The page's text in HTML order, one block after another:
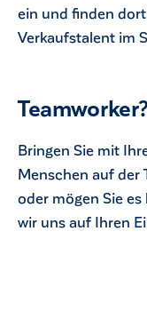
ein und finden dort
Verkaufstalent im
Teamworker?
Bringen Sie mit
Menschen auf der
oder mögen Sie
wir uns auf Ihren